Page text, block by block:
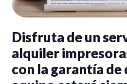
Disfruta de un
alquiler
con la garantía de